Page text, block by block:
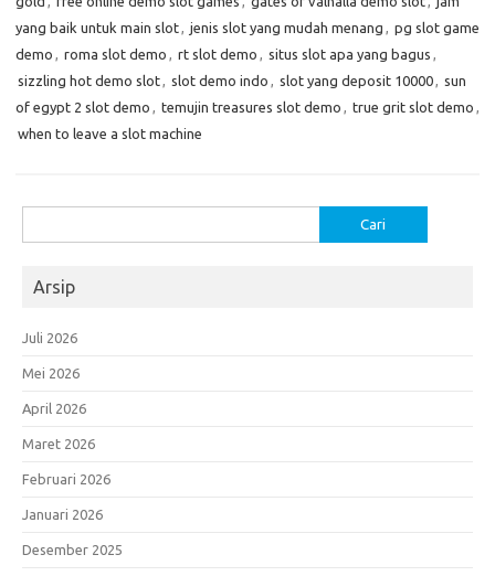
yang baik untuk main slot, jenis slot yang mudah menang , pg slot game
demo , roma slot demo , rt slot demo , situs slot apa yang bagus ,
sizzling hot demo slot, slot demo indo , slot yang deposit 10000, sun
of egypt 2 slot demo , temujin treasures slot demo , true grit slot demo ,
when to leave a slot machine
untuk:
Arsip
Juli 2026
Mei 2026
April 2026
Maret 2026
Februari 2026
Januari 2026
Desember 2025